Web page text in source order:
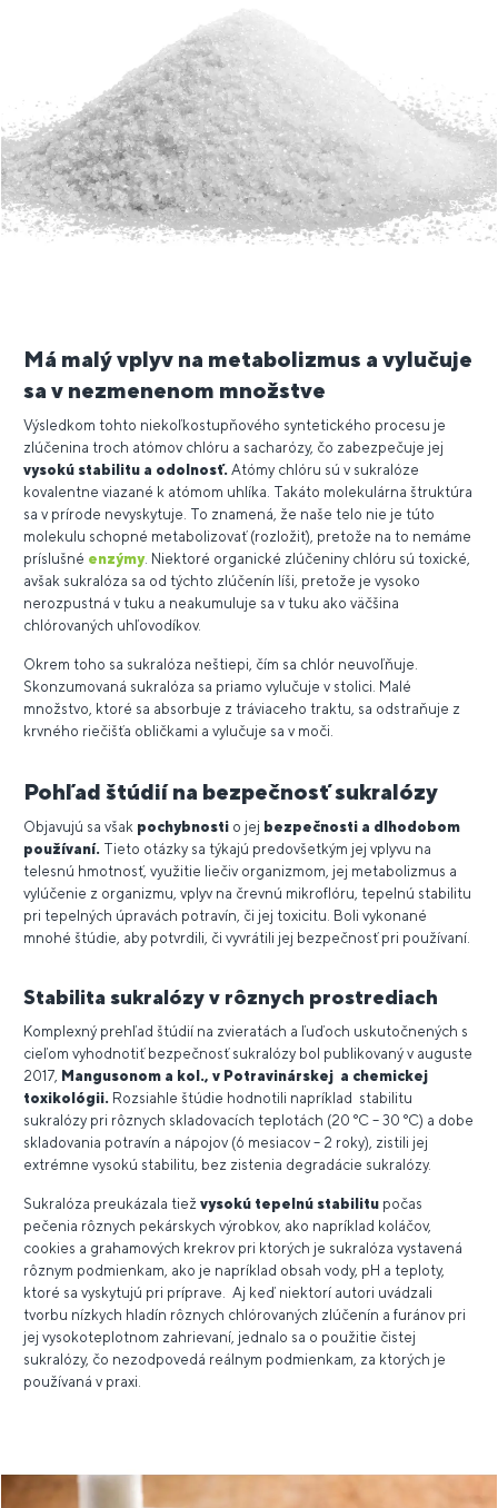
Má malý vplyv na metabolizmus a vylučuje
sa v nezmenenom množstve
Výsledkom tohto niekoľkostupňového syntetického procesu je
zlúčenina troch atómov chlóru a sacharózy, čo zabezpečuje jej
vysokú stabilitu a odolnosť. Atómy chlóru sú v sukralóze
kovalentne viazané k atómom uhlíka. Takáto molekulárna štruktúra
sa v prírode nevyskytuje. To znamená, že naše telo nie je túto
molekulu schopné metabolizovať (rozložiť), pretože na to nemáme
príslušné enzýmy. Niektoré organické zlúčeniny chlóru sú toxické,
avšak sukralóza sa od týchto zlúčenín líši, pretože je vysoko
nerozpustná v tuku a neakumuluje sa v tuku ako väčšina
chlórovaných uhľovodíkov.
Okrem toho sa sukralóza neštiepi, čím sa chlór neuvoľňuje.
Skonzumovaná sukralóza sa priamo vylučuje v stolici. Malé
množstvo, ktoré sa absorbuje z tráviaceho traktu, sa odstraňuje z
krvného riečišťa obličkami a vylučuje sa v moči.
Pohľad štúdií na bezpečnosť sukralózy
Objavujú sa však pochybnosti o jej bezpečnosti a dlhodobom
používaní. Tieto otázky sa týkajú predovšetkým jej vplyvu na
telesnú hmotnosť, využitie liečiv organizmom, jej metabolizmus a
vylúčenie z organizmu, vplyv na črevnú mikroflóru, tepelnú stabilitu
pri tepelných úpravách potravín, či jej toxicitu. Boli vykonané
mnohé štúdie, aby potvrdili, či vyvrátili jej bezpečnosť pri používaní.
Stabilita sukralózy v rôznych prostrediach
Komplexný prehľad štúdií na zvieratách a ľuďoch uskutočnených s
cieľom vyhodnotiť bezpečnosť sukralózy bol publikovaný v auguste
2017, Mangusonom a kol., v Potravinárskej a chemickej
toxikológii. Rozsiahle štúdie hodnotili napríklad stabilitu
sukralózy pri rôznych skladovacích teplotách (20 °C – 30 °C) a dobe
skladovania potravín a nápojov (6 mesiacov – 2 roky), zistili jej
extrémne vysokú stabilitu, bez zistenia degradácie sukralózy.
Sukralóza preukázala tiež vysokú tepelnú stabilitu počas
pečenia rôznych pekárskych výrobkov, ako napríklad koláčov,
cookies a grahamových krekrov pri ktorých je sukralóza vystavená
rôznym podmienkam, ako je napríklad obsah vody, pH a teploty,
ktoré sa vyskytujú pri príprave. Aj keď niektorí autori uvádzali
tvorbu nízkych hladín rôznych chlórovaných zlúčenín a furánov pri
jej vysokoteplotnom zahrievaní, jednalo sa o použitie čistej
sukralózy, čo nezodpovedá reálnym podmienkam, za ktorých je
používaná v praxi.